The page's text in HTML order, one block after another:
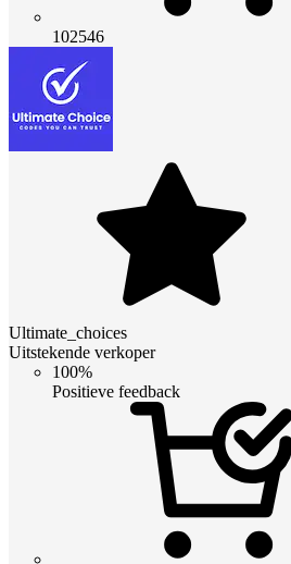
102546
Ultimate_choices
Uitstekende verkoper
100%
Positieve feedback